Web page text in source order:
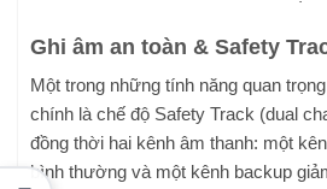
Ghi âm an toàn & Safety
Một trong những tính năng quan
chính là chế độ Safety Track (dual
đồng thời hai kênh âm thanh: một
bình thường và một kênh backup